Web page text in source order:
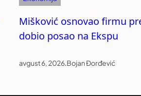
Mišković osnovao firmu
dobio posao na Ekspu
avgust 6, 2026.Bojan Đorđević